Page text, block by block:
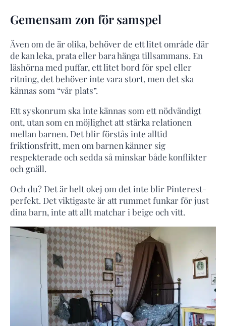
Gemensam zon för samspel
Även om de är olika, behöver de ett litet område där
de kan leka, prata eller bara hänga tillsammans. En
läshörna med puffar, ett litet bord för spel eller
ritning, det behöver inte vara stort, men det ska
kännas som “vår plats”.
Ett syskonrum ska inte kännas som ett nödvändigt
ont, utan som en möjlighet att stärka relationen
mellan barnen. Det blir förstås inte alltid
friktionsfritt, men om barnen känner sig
respekterade och sedda så minskar både konflikter
och gnäll.
Och du? Det är helt okej om det inte blir Pinterest-
perfekt. Det viktigaste är att rummet funkar för just
dina barn, inte att allt matchar i beige och vitt.